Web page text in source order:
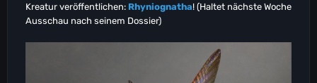
Kreatur veröffentlichen: Rhyniognatha! (Haltet nächste Woche
Ausschau nach seinem Dossier)